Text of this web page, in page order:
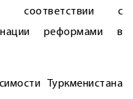
соответствии с
нации реформами в
Туркменистана